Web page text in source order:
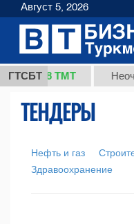
ГТСБТ
37,8 ТМТ
ТЕНДЕРЫ
Нефть и газ
Здравоохранение
Август 5, 2026